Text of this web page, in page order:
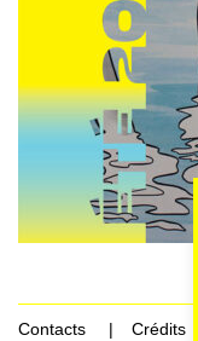
Contacts
Crédits